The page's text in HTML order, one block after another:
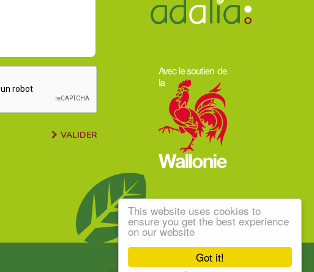
Got it!
This website uses cookies to
ensure you get the best experience
on our website
VALIDER